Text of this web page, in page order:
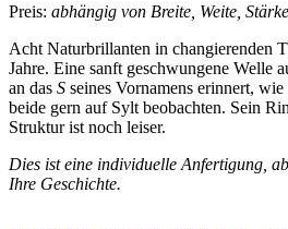
Preis: abhängig von Breite, Weite,
Acht Naturbrillanten in changierenden
Jahre. Eine sanft geschwungene Welle
an das S seines Vornamens erinnert,
beide gern auf Sylt beobachten. Sein
Struktur ist noch leiser.
Dies ist eine individuelle Anfertigung,
Ihre Geschichte.